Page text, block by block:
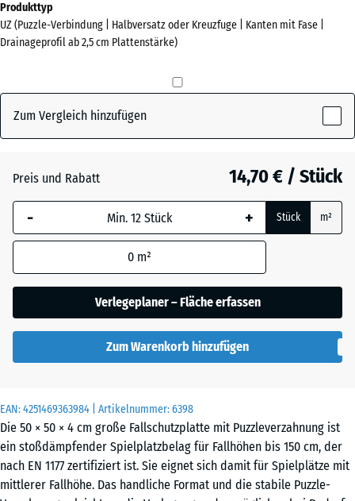
EAN:4251469363984 | Artikelnummer:6398
Die 50 × 50 × 4 cm große Fallschutzplatte mit Puzzleverzahnung ist
ein stoßdämpfender Spielplatzbelag für Fallhöhen bis 150 cm, der
nach EN 1177 zertifiziert ist. Sie eignet sich damit für Spielplätze mit
mittlerer Fallhöhe. Das handliche Format und die stabile Puzzle-
Farben?
Farbpalette
(active)
Grasgrün + 0,50 €
Schiefergrau
Produkttyp
UZ (Puzzle-Verbindung | Halbversatz oder Kreuzfuge | Kanten mit Fase |
Drainageprofil ab 2,5 cm Plattenstärke)
Zum Vergleich hinzufügen
Preis und Rabatt 14,70 € / Stück
- + Stück m²
0 m²
Verlegeplaner – Fläche erfassen
Zum Warenkorb hinzufügen